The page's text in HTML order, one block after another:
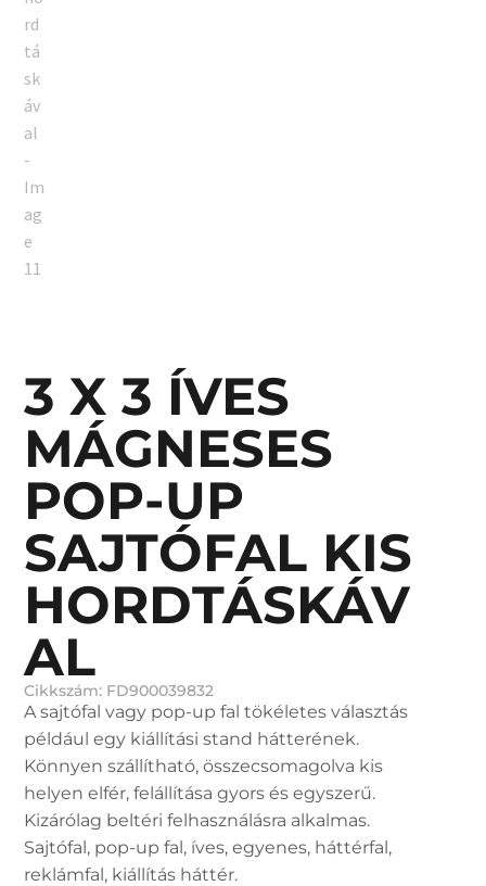
3 X 3 ÍVES
MÁGNESES
POP-UP
SAJTÓFAL KIS
HORDTÁSKÁV
AL
Cikkszám: FD900039832
A sajtófal vagy pop-up fal tökéletes választás
például egy kiállítási stand hátterének.
Könnyen szállítható, összecsomagolva kis
helyen elfér, felállítása gyors és egyszerű.
Kizárólag beltéri felhasználásra alkalmas.
Sajtófal, pop-up fal, íves, egyenes, háttérfal,
reklámfal, kiállítás háttér.